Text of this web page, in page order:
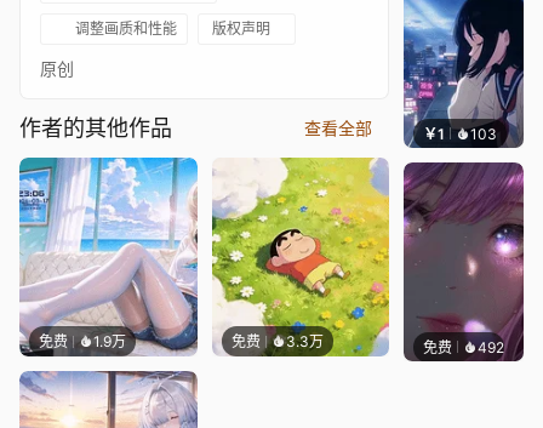
调整画质和性能 版权声明
原创
作者的其他作品 查看全部
免费 1.9万 免费 3.3万
￥1 103 辰东
免费 492辰东